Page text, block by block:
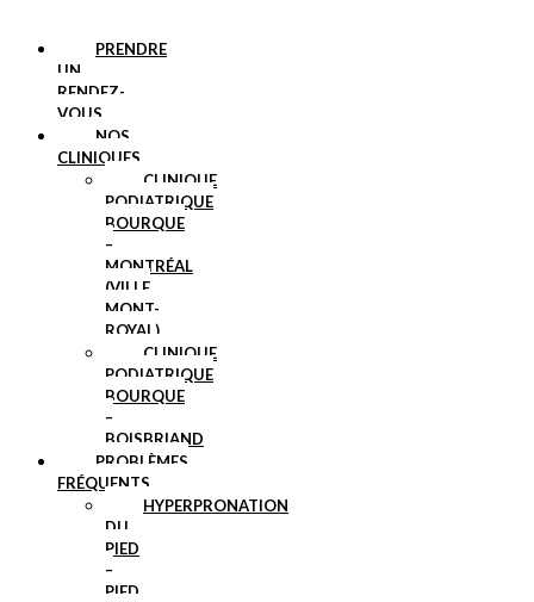
PRENDRE
UN
RENDEZ-
VOUS
NOS
CLINIQUES
CLINIQUE
PODIATRIQUE
BOURQUE
–
MONTRÉAL
(VILLE
MONT-
ROYAL)
CLINIQUE
PODIATRIQUE
BOURQUE
–
BOISBRIAND
PROBLÈMES
FRÉQUENTS
HYPERPRONATION
DU
PIED
–
PIED